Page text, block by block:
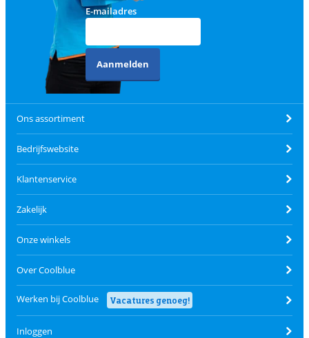
E-mailadres
Aanmelden
Ons assortiment
Bedrijfswebsite
Klantenservice
Zakelijk
Onze winkels
Over Coolblue
Werken bij Coolblue Vacatures genoeg!
Inloggen